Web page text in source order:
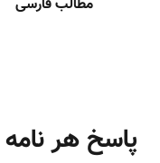
مطالب فارسی
پاسخ هر